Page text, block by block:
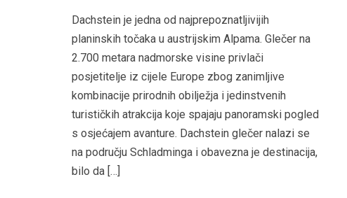
Dachstein je jedna od najprepoznatljivijih
planinskih točaka u austrijskim Alpama. Glečer na
2.700 metara nadmorske visine privlači
posjetitelje iz cijele Europe zbog zanimljive
kombinacije prirodnih obilježja i jedinstvenih
turističkih atrakcija koje spajaju panoramski pogled
s osjećajem avanture. Dachstein glečer nalazi se
na području Schladminga i obavezna je destinacija,
bilo da […]